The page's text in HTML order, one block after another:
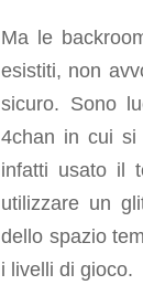
Ma le
esistiti, non
sicuro. Sono
4chan in cui
infatti usato il
utilizzare un
dello spazio
i livelli di gioco.